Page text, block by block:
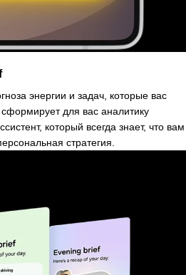
энергии и задач, которые вас
для вас аналитику
который всегда знает, что вам
стратегия.